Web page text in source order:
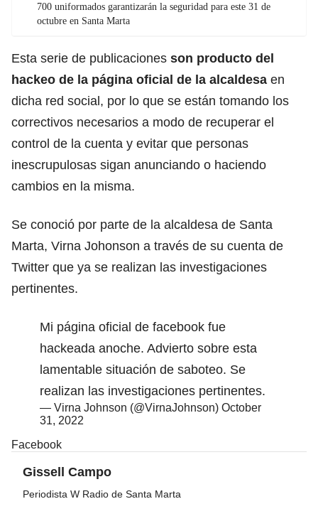
700 uniformados garantizarán la seguridad para este 31 de
octubre en Santa Marta
Esta serie de publicaciones son producto del
hackeo de la página oficial de la alcaldesa en
dicha red social, por lo que se están tomando los
correctivos necesarios a modo de recuperar el
control de la cuenta y evitar que personas
inescrupulosas sigan anunciando o haciendo
cambios en la misma.
Se conoció por parte de la alcaldesa de Santa
Marta, Virna Johonson a través de su cuenta de
Twitter que ya se realizan las investigaciones
pertinentes.
Mi página oficial de facebook fue
hackeada anoche. Advierto sobre esta
lamentable situación de saboteo. Se
realizan las investigaciones pertinentes.
— Virna Johnson (@VirnaJohnson) October
31, 2022
Facebook
Gissell Campo
Periodista W Radio de Santa Marta